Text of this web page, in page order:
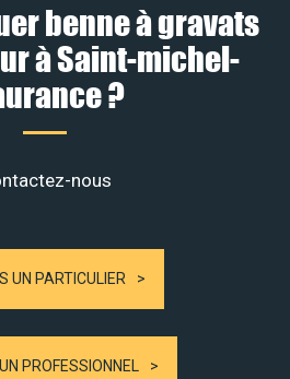
benne à gravats
à Saint-michel-
?
nous
UN PARTICULIER
PROFESSIONNEL